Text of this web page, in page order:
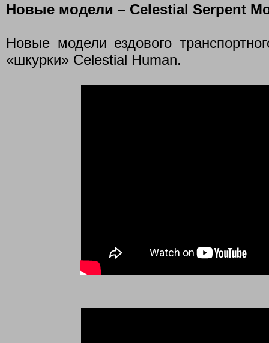
Новые модели – Celestial Serpent
Новые модели ездового
«шкурки» Celestial Human.